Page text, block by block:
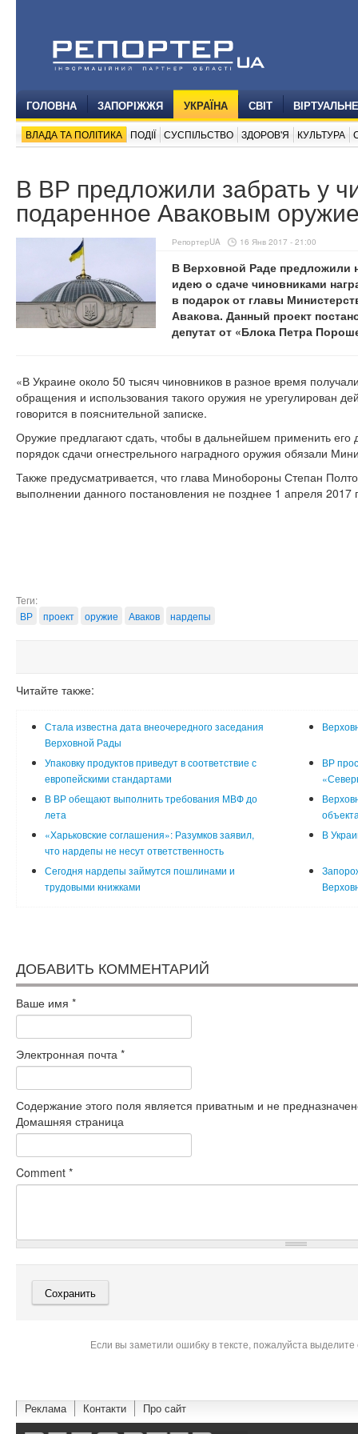
ГОЛОВНА ЗАПОРІЖЖЯ УКРАЇНА СВІТ
ВЛАДА ТА ПОЛІТИКА ПОДІЇ СУСПІЛЬСТВО ЗДОРОВ'Я КУЛЬТУРА
В ВР предложили забрать у
подаренное Аваковым
РепортерUA 16 Янв 2017 - 21:00
В Верховной Раде предложили
идею о сдаче чиновниками
в подарок от главы
Авакова. Данный проект
депутат от «Блока Петра
«В Украине около 50 тысяч чиновников в разное время
обращения и использования такого оружия не урегулирован
говорится в пояснительной записке.
Оружие предлагают сдать, чтобы в дальнейшем применить его
порядок сдачи огнестрельного наградного оружия обязали
Также предусматривается, что глава Минобороны Степан
выполнении данного постановления не позднее 1 апреля 2017
Теги:
ВР
проект оружие Аваков нардепы
Читайте также:
Стала известна дата внеочередного заседания
Верховной Рады
Упаковку продуктов приведут в соответствие с
европейскими стандартами
ВР
В ВР обещают выполнить требования МВФ до
лета
«Харьковские соглашения»: Разумков заявил,
что нардепы не несут ответственность
В
Сегодня нардепы займутся пошлинами и
трудовыми книжками
ДОБАВИТЬ КОММЕНТАРИЙ
Ваше имя *
Электронная почта *
Содержание этого поля является приватным и не
Домашняя страница
Comment *
Если вы заметили ошибку в тексте, пожалуйста
Реклама Контакти Про сайт